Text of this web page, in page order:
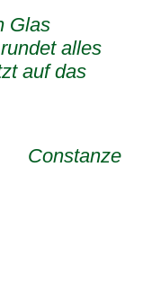
Glas
alles
auf das